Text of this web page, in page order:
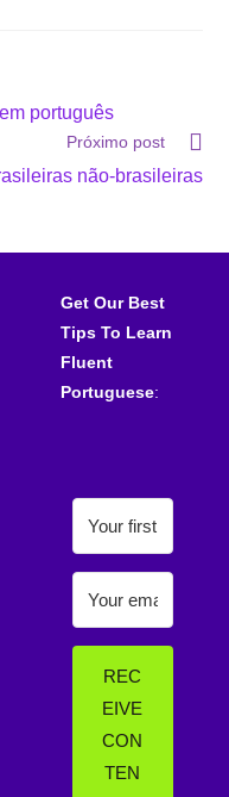
português
Próximo post
não-brasileiras
Get Our Best
Tips To Learn
Fluent
Portuguese:
REC
EIVE
CON
TEN